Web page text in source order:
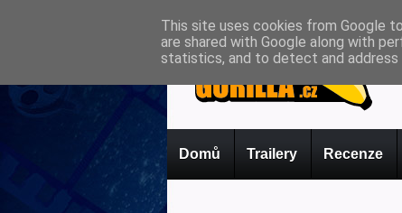
Domů Trailery Recenze
This site uses cookies from Google
are shared with Google along with
statistics, and to detect and address